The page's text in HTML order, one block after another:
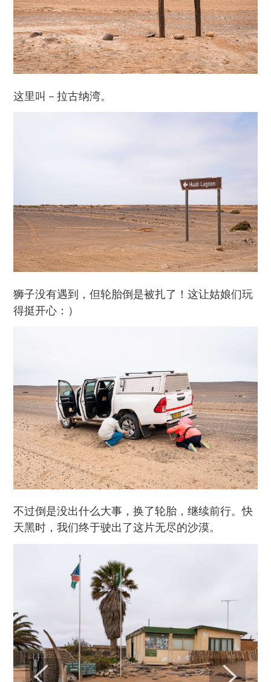
这里叫－拉古纳湾。
狮子没有遇到，但轮胎倒是被扎了！这让姑娘们玩
得挺开心：）
不过倒是没出什么大事，换了轮胎，继续前行。快
天黑时，我们终于驶出了这片无尽的沙漠。